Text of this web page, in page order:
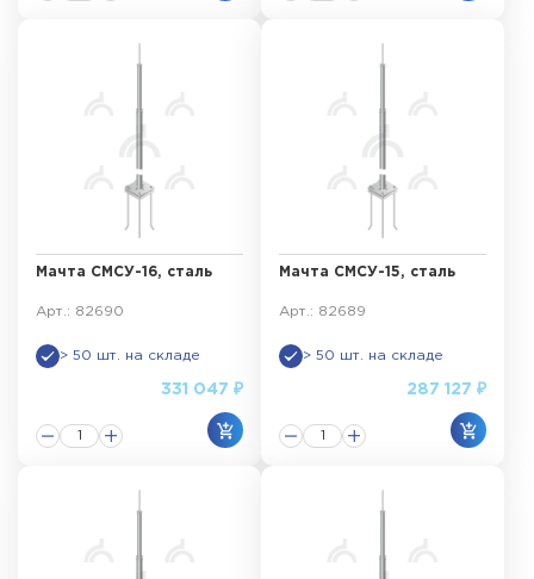
Мачта СМСУ-16, сталь
Арт.: 82690
> 50 шт. на складе
331 047 ₽
Мачта СМСУ-15, сталь
Арт.: 82689
> 50 шт. на складе
287 127 ₽